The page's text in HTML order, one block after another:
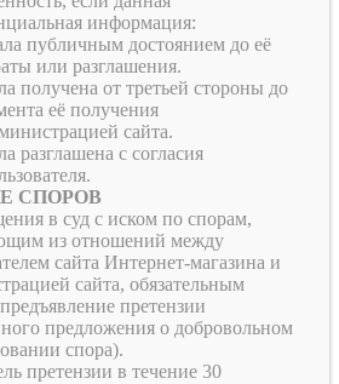
информация:
публичным достоянием до её
или разглашения.
получена от третьей стороны до
её получения
сайта.
разглашена с согласия
СПОРОВ
в суд с иском по спорам,
из отношений между
сайта Интернет-магазина и
сайта, обязательным
предъявление претензии
предложения о добровольном
спора).
претензии в течение 30